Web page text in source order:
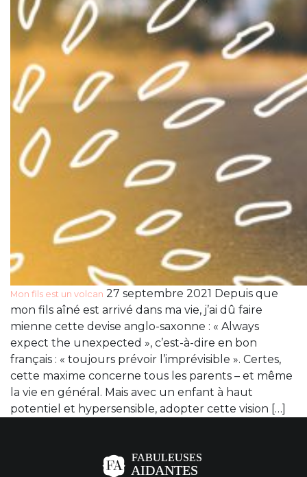
Mon fils est un volcan 27 septembre 2021 Depuis que
mon fils aîné est arrivé dans ma vie, j’ai dû faire
mienne cette devise anglo-saxonne : « Always
expect the unexpected », c’est-à-dire en bon
français : « toujours prévoir l’imprévisible ». Certes,
cette maxime concerne tous les parents – et même
la vie en général. Mais avec un enfant à haut
potentiel et hypersensible, adopter cette vision […]